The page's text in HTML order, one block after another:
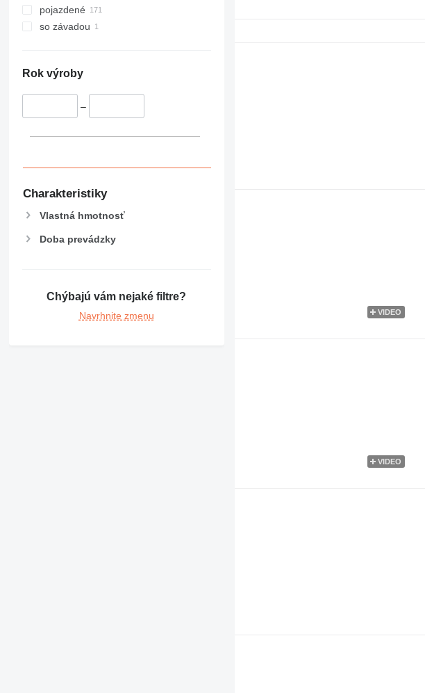
pojazdené
so závadou
Rok výroby
–
Charakteristiky
Vlastná hmotnosť
Doba prevádzky
Chýbajú vám nejaké filtre?
Navrhnite zmenu VIDEO
VIDEO